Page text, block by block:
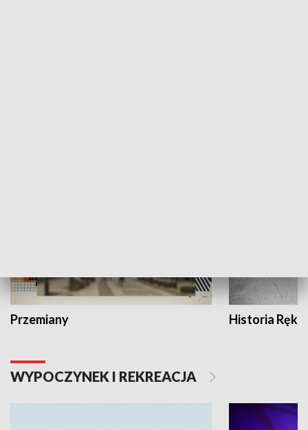
Przemiany Historia Ręką
WYPOCZYNEK I REKREACJA